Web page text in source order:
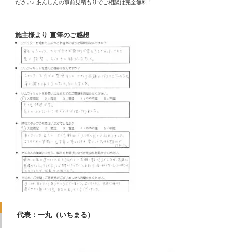
ださい♪ あんしんの事前見積もりでご相談は完全無料！
施主様より 直筆のご感想
代表：一丸（いちまる）